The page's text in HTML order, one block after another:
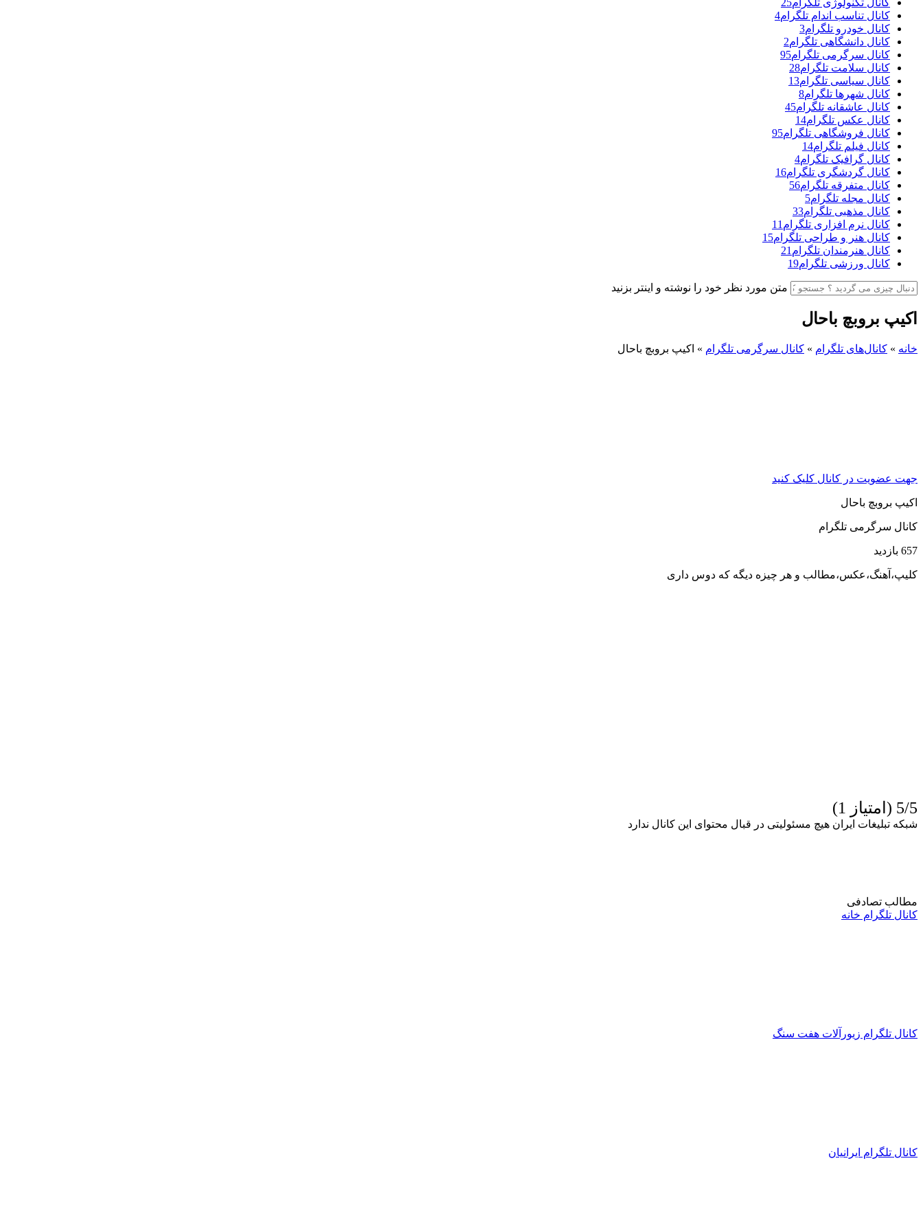
کانال تناسب اندام تلگرام4
کانال خودرو تلگرام3
کانال دانشگاهی تلگرام2
کانال سرگرمی تلگرام95
کانال سلامت تلگرام28
کانال سیاسی تلگرام13
کانال شهرها تلگرام8
کانال عاشقانه تلگرام45
کانال عکس تلگرام14
کانال فروشگاهی تلگرام95
کانال فیلم تلگرام14
کانال گرافیک تلگرام4
کانال گردشگری تلگرام16
کانال متفرقه تلگرام56
کانال مجله تلگرام5
کانال مذهبی تلگرام33
کانال نرم افزاری تلگرام 11
کانال هنر و طراحی تلگرام15
کانال هنرمندان تلگرام 21
کانال ورزشی تلگرام19
متن مورد نظر خود را نوشته و اینتر بزنید
اکیپ بروبچ باحال
خانه » کانال‌های تلگرام » کانال سرگرمی تلگرام » اکیپ بروبچ باحال
جهت عضویت در کانال کلیک کنید
اکیپ بروبچ باحال
کانال سرگرمی تلگرام
657 بازدید
کلیپ،آهنگ،عکس،مطالب و هر چیزه دیگه که دوس داری
5/5 (امتیاز 1)
شبکه تبلیغات ایران هیچ مسئولیتی در قبال محتوای این کانال ندارد
مطالب تصادفی
کانال تلگرام خانه
کانال تلگرام زیورآلات هفت سنگ
کانال تلگرام ایرانیان